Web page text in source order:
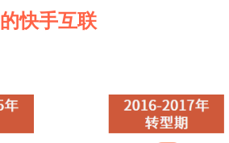
的快手互联